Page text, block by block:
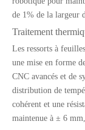
de 1% de la largeur
Traitement
Les ressorts à
une mise en forme
CNC avancés et de
distribution de
cohérent et une
maintenue à ± 6